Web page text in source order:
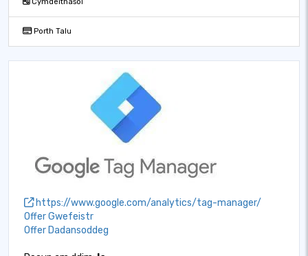
Porth Talu
https://www.google.com/analytics/tag-manager/
Offer Gwefeistr
Offer Dadansoddeg